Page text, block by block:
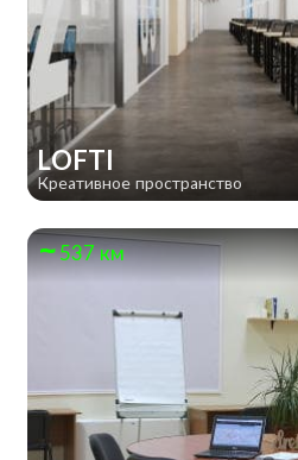
LOFTI
Креативное пространство
537 км